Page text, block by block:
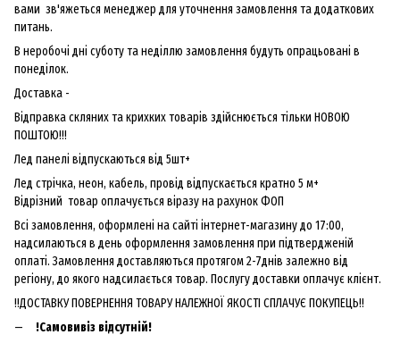
вами зв'яжеться менеджер для уточнення замовлення та додаткових
питань.
В неробочі дні суботу та неділлю замовлення будуть опрацьовані в
понеділок.
Доставка -
Відправка скляних та крихких товарів здійснюється тільки НОВОЮ
ПОШТОЮ!!!
Лед панелі відпускаються від 5шт+
Лед стрічка, неон, кабель, провід відпускається кратно 5 м+
Відрізний товар оплачується віразу на рахунок ФОП
Всі замовлення, оформлені на сайті інтернет-магазину до 17:00,
надсилаються в день оформлення замовлення при підтвердженій
оплаті. Замовлення доставляються протягом 2-7днів залежно від
регіону, до якого надсилається товар. Послугу доставки оплачує клієнт.
!!ДОСТАВКУ ПОВЕРНЕННЯ ТОВАРУ НАЛЕЖНОЇ ЯКОСТІ СПЛАЧУЄ ПОКУПЕЦЬ!!
!Самовивіз відсутній!